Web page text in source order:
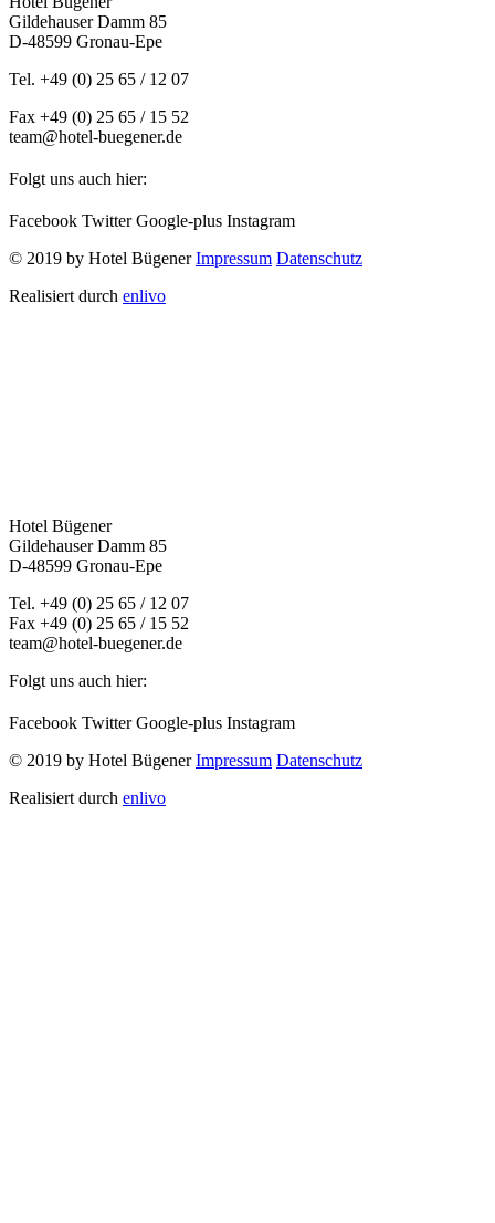
Gildehauser Damm 85
D-48599 Gronau-Epe
Tel. +49 (0) 25 65 / 12 07
Fax +49 (0) 25 65 / 15 52
team@hotel-buegener.de
Folgt uns auch hier:
Facebook Twitter Google-plus Instagram
© 2019 by Hotel BügenerImpressum Datenschutz
Realisiert durch enlivo
Hotel Bügener
Gildehauser Damm 85
D-48599 Gronau-Epe
Tel. +49 (0) 25 65 / 12 07
Fax +49 (0) 25 65 / 15 52
team@hotel-buegener.de
Folgt uns auch hier:
Facebook Twitter Google-plus Instagram
© 2019 by Hotel BügenerImpressum Datenschutz
Realisiert durch enlivo